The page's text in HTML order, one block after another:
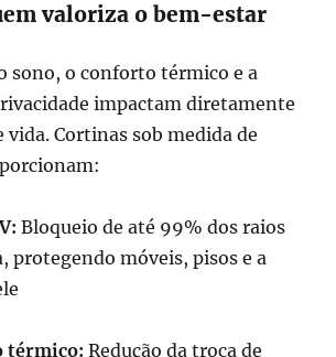
valoriza o bem-estar
sono, o conforto térmico e a
impactam diretamente
vida. Cortinas sob medida de
Bloqueio de até 99% dos raios
protegendo móveis, pisos e a
térmico: Redução da troca de